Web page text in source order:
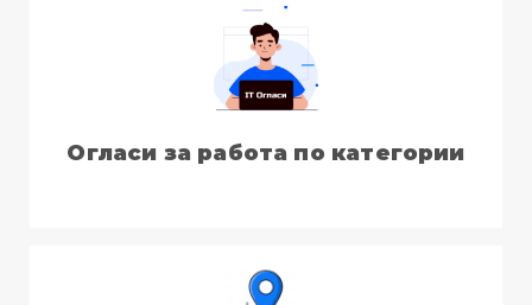
Огласи за работа по категории